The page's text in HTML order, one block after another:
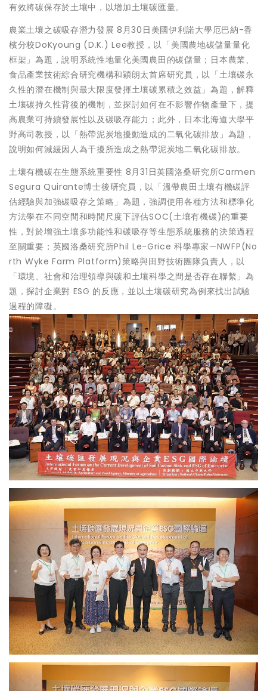
有效將碳保存於土壤中，以增加土壤碳匯量。
農業土壤之碳吸存潛力發展 8月30日美國伊利諾大學厄巴納-香
檳分校DoKyoung (D.K.) Lee教授，以「美國農地碳儲量量化
框架」為題，說明系統性地量化美國農田的碳儲量；日本農業、
食品產業技術綜合研究機構和穎朗太首席研究員，以「土壤碳永
久性的潛在機制與最大限度發揮土壤碳累積之效益」為題，解釋
土壤碳持久性背後的機制，並探討如何在不影響作物產量下，提
高農業可持續發展性以及碳吸存能力；此外，日本北海道大學平
野高司教授，以「熱帶泥炭地擾動造成的二氧化碳排放」為題，
說明如何減緩因人為干擾所造成之熱帶泥炭地二氧化碳排放。
土壤有機碳在生態系統重要性 8月31日英國洛桑研究所Carmen
Segura Quirante博士後研究員，以「溫帶農田土壤有機碳評
估經驗與加強碳吸存之策略」為題，強調使用各種方法和標準化
方法學在不同空間和時間尺度下評估SOC(土壤有機碳)的重要
性，對於增強土壤多功能性和碳吸存等生態系統服務的決策過程
至關重要；英國洛桑研究所Phil Le-Grice 科學專家—NWFP(No
rth Wyke Farm Platform)策略與田野技術團隊負責人，以
「環境、社會和治理領導與碳和土壤科學之間是否存在聯繫」為
題，探討企業對 ESG 的反應，並以土壤碳研究為例來找出試驗
過程的障礙。